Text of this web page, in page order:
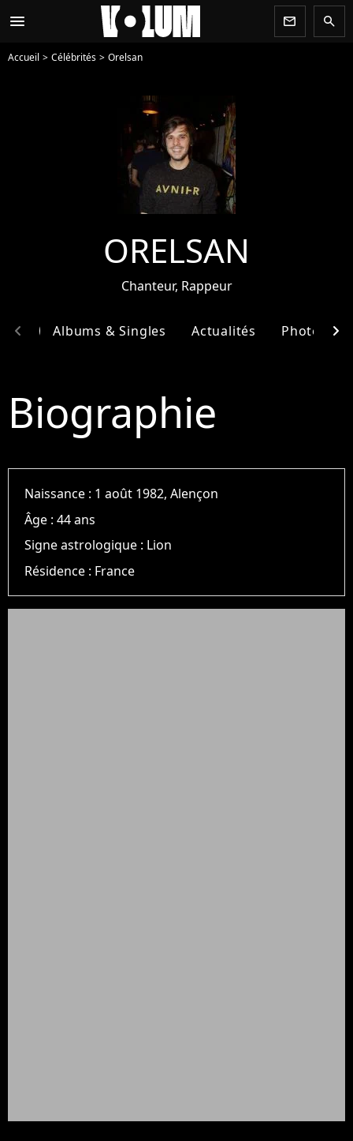
menu newsletter search
Accueil Célébrités Orelsan
ORELSAN
Chanteur, Rappeur
Albums & Singles Actualités Photos
chevron_left chevron_right
Biographie
Naissance : 1 août 1982, Alençon
Âge :44 ans
Signe astrologique : Lion
Résidence : France